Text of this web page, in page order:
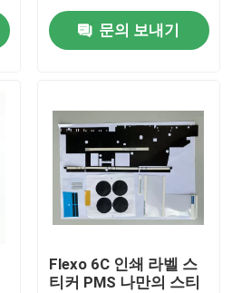
문의 보내기
Flexo 6C 인쇄 라벨 스
티커 PMS 나만의 스티